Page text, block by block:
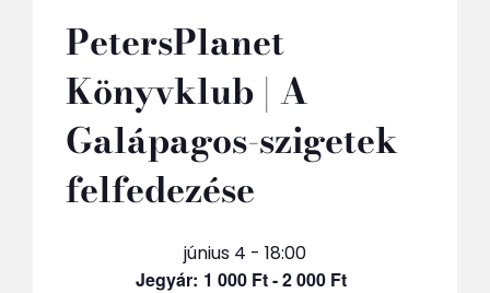
PetersPlanet
Könyvklub | A
Galápagos-szigetek
felfedezése
június 4 - 18:00
1 000 Ft - 2 000 Ft